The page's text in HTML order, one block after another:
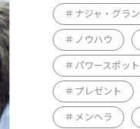
ナジャ・グラ
ノウハウ
パワースポット
プレゼント
メンヘラ